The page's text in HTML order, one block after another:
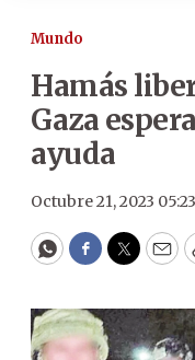
Mundo
Hamás
Gaza
ayuda
Octubre 21, 2023
WhatsApp
Facebook
Twitter